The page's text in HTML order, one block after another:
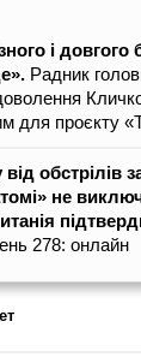
і довгого
Радник
для
обстрілів
не
278: онлайн